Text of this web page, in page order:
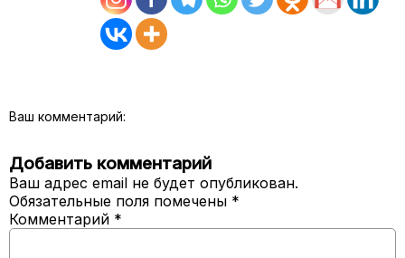
Ваш комментарий:
Добавить комментарий
Ваш адрес email не будет опубликован.
Обязательные поля помечены *
Комментарий *